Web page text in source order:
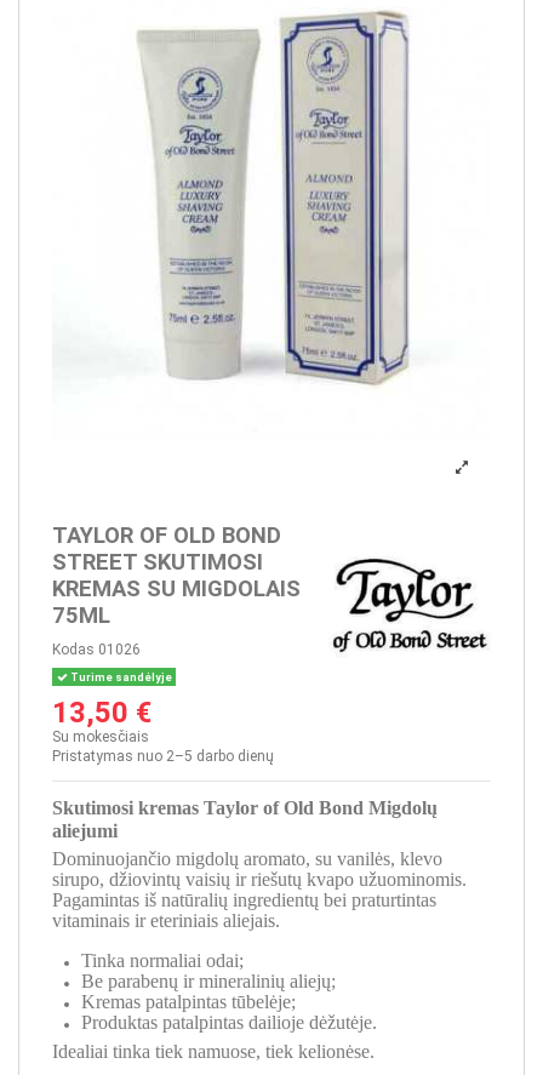
TAYLOR OF OLD BOND
STREET SKUTIMOSI
KREMAS SU MIGDOLAIS
75ML
Kodas 01026
Turime sandėlyje
13,50 €
Su mokesčiais
Pristatymas nuo 2–5 darbo dienų
Skutimosi kremas Taylor of Old Bond Migdolų
aliejumi
Dominuojančio migdolų aromato, su vanilės, klevo
sirupo, džiovintų vaisių ir riešutų kvapo užuominomis.
Pagamintas iš natūralių ingredientų bei praturtintas
vitaminais ir eteriniais aliejais.
Tinka normaliai odai;
Be parabenų ir mineralinių aliejų;
Kremas patalpintas tūbelėje;
Produktas patalpintas dailioje dėžutėje.
Idealiai tinka tiek namuose, tiek kelionėse.